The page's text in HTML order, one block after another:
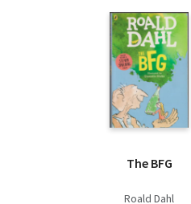
The BFG
Roald Dahl